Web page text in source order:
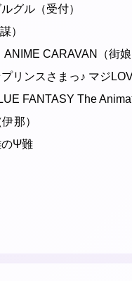
グル（受付）
）
ANIME CARAVAN（街娘
リンスさまっ♪ マジ
FANTASY The
那）
のΨ難